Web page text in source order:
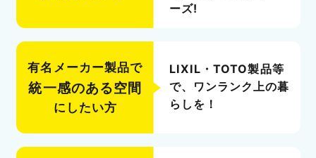
ーズ!
有名メーカー製品で
統一感のある空間
にしたい方
LIXIL・TOTO製品等
で、ワンランク上の暮
らしを！